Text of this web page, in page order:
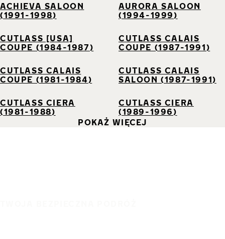
ACHIEVA SALOON
(1991-1998)
AURORA SALOON
(1994-1999)
CUTLASS [USA]
COUPE (1984-1987)
CUTLASS CALAIS
COUPE (1987-1991)
CUTLASS CALAIS
COUPE (1981-1984)
CUTLASS CALAIS
SALOON (1987-1991)
CUTLASS CIERA
(1981-1988)
CUTLASS CIERA
(1989-1996)
POKAŻ WIĘCEJ